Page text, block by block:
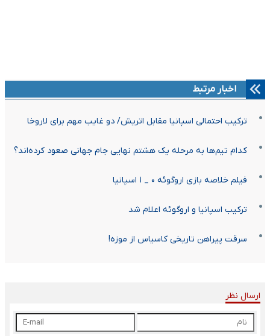
اخبار مرتبط
ترکیب احتمالی اسپانیا مقابل اتریش/ دو غایب مهم برای لاروخا
کدام تیم‌ها به مرحله یک هشتم نهایی جام جهانی صعود کرده‌اند؟
فیلم خلاصه بازی اروگوئه ۰ _ ۱ اسپانیا
ترکیب اسپانیا و اروگوئه اعلام شد
سرقت پیراهن تاریخی کاسیاس از موزه!
ارسال نظر